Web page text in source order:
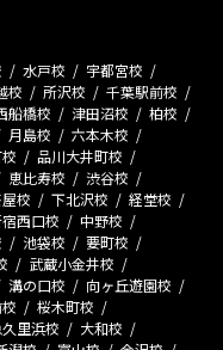
水戸校
宇都宮校
校 所沢校
千葉駅前校
船橋校 津田沼校
柏校
月島校
六本木校
品川大井町校
恵比寿校
渋谷校
校 下北沢校
経堂校
西口校
中野校
池袋校
要町校
武蔵小金井校
溝の口校
向ヶ丘遊園校
桜木町校
里浜校
大和校